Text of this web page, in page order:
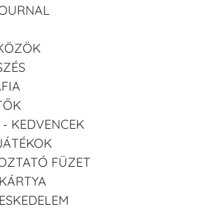
KEDVENCEK
FÜZET